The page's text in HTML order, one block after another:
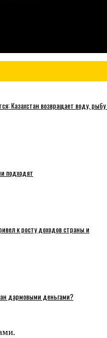
Казахстан возвращает воду, рыбу
подходят
к росту доходов страны и
дармовыми деньгами?